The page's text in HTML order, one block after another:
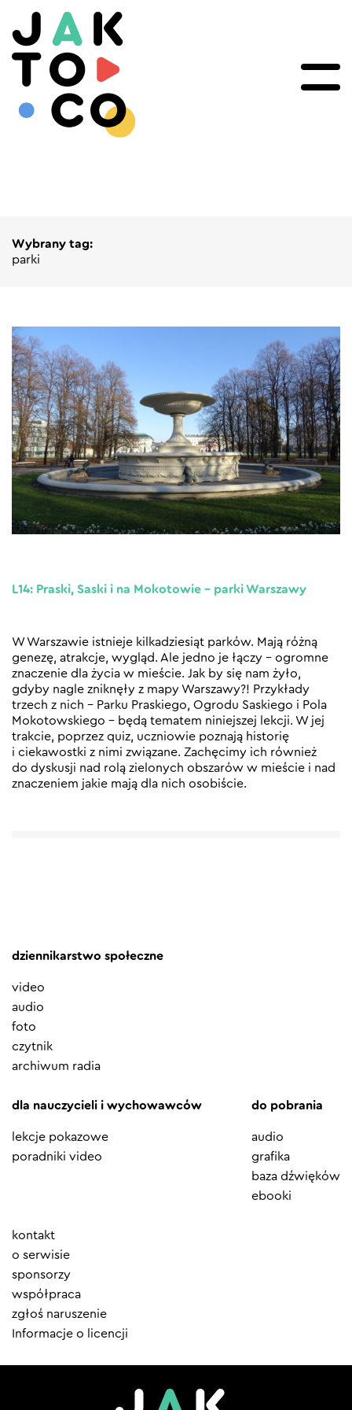
Wybrany tag:
parki
L14: Praski, Saski i na Mokotowie – parki Warszawy
W Warszawie istnieje kilkadziesiąt parków. Mają różną
genezę, atrakcje, wygląd. Ale jedno je łączy – ogromne
znaczenie dla życia w mieście. Jak by się nam żyło,
gdyby nagle zniknęły z mapy Warszawy?! Przykłady
trzech z nich – Parku Praskiego, Ogrodu Saskiego i Pola
Mokotowskiego – będą tematem niniejszej lekcji. W jej
trakcie, poprzez quiz, uczniowie poznają historię
i ciekawostki z nimi związane. Zachęcimy ich również
do dyskusji nad rolą zielonych obszarów w mieście i nad
znaczeniem jakie mają dla nich osobiście.
dziennikarstwo społeczne
video
audio
foto
czytnik
archiwum radia
dla nauczycieli i wychowawców
lekcje pokazowe
poradniki video
do pobrania
audio
grafika
baza dźwięków
ebooki
Element
menu
kontakt
o serwisie
sponsorzy
współpraca
zgłoś naruszenie
Informacje o licencji